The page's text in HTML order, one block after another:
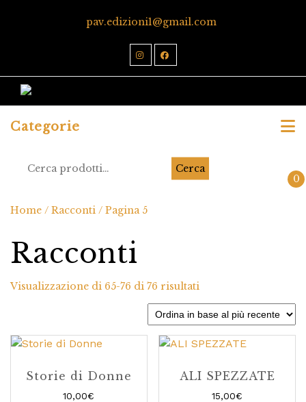
pav.edizioni1@gmail.com
Categorie
Cerca
0
Home / Racconti / Pagina 5
Racconti
Visualizzazione di 65-76 di 76 risultati
Storie di Donne
10,00€
ALI SPEZZATE
15,00€